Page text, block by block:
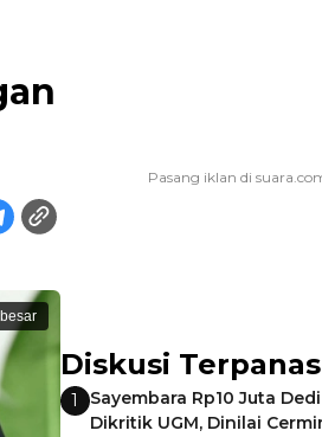
Diskusi Terpanas
1
Sayembara Rp10 Juta
Dikritik UGM, Dinilai